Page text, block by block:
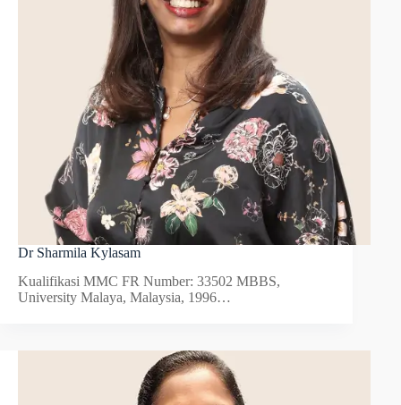
Dr Sharmila Kylasam
Kualifikasi MMC FR Number: 33502 MBBS,
University Malaya, Malaysia, 1996…